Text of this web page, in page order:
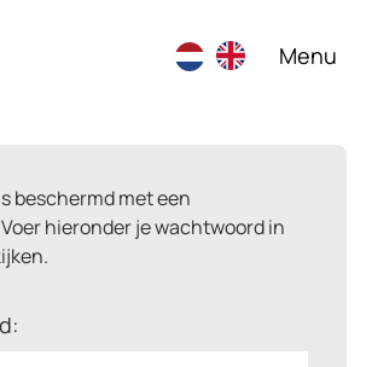
Menu
beschermd met een
hieronder je wachtwoord in